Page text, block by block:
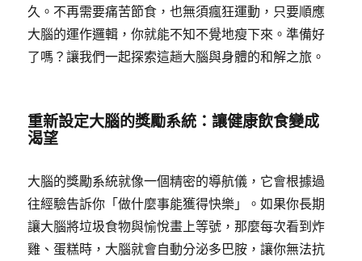
久。不再需要痛苦節食，也無須瘋狂運動，只要順應
大腦的運作邏輯，你就能不知不覺地瘦下來。準備好
了嗎？讓我們一起探索這趟大腦與身體的和解之旅。
重新設定大腦的獎勵系統：讓健康飲食變成
渴望
大腦的獎勵系統就像一個精密的導航儀，它會根據過
往經驗告訴你「做什麼事能獲得快樂」。如果你長期
讓大腦將垃圾食物與愉悅畫上等號，那麼每次看到炸
雞、蛋糕時，大腦就會自動分泌多巴胺，讓你無法抗